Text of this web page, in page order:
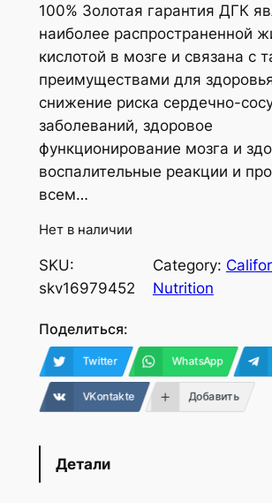
100% Золотая гарантия ДГК
наиболее распространенной
кислотой в мозге и связана с
преимуществами для
снижение риска сердечно-
заболеваний, здоровое
функционирование мозга и
воспалительные реакции и
всем…
Нет в наличии
SKU:
skv16979452
Category:
Nutrition
Поделиться:
Twitter WhatsApp
VKontakte Добавить
Детали